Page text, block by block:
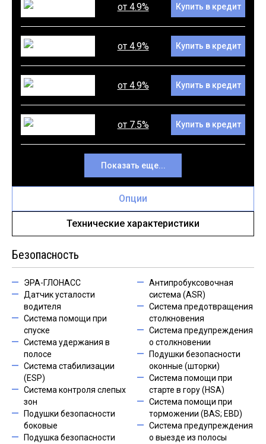
от 4.9% Купить в кредит
от 4.9% Купить в кредит
от 4.9% Купить в кредит
от 7.5% Купить в кредит
Показать еще...
Опции
Технические характеристики
Безопасность
ЭРА-ГЛОНАСС
Датчик усталости
водителя
Система помощи при
спуске
Система удержания в
полосе
Система стабилизации
(ESP)
Система контроля слепых
зон
Подушки безопасности
боковые
Подушка безопасности
Антипробуксовочная
система (ASR)
Система предотвращения
столкновения
Система предупреждения
о столкновении
Подушки безопасности
оконные (шторки)
Система помощи при
старте в гору (HSA)
Система помощи при
торможении (BAS; EBD)
Система предупреждения
о выезде из полосы